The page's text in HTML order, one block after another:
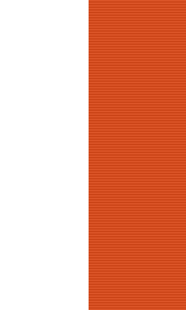
年8月7日西安）
存量时代地产新媒体
全域营销体系（短视
频+小红书+短剧+直
播）高效获客全链路
落地转化实战培训
（2026年8月8-9日郑
州）
商业地产全流程与资
产管理提升研修（8
月8-9日石家庄）公募
REITs解析、策划定
位、收益测算、筹备
期招商与开业后资产
增值经营实操心法
2026年商业标杆项目